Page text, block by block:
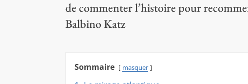
de commenter l’histoire pour
Balbino Katz
Sommaire masquer